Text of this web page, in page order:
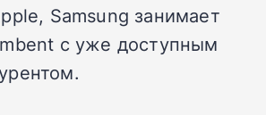
Samsung занимает
с уже доступным